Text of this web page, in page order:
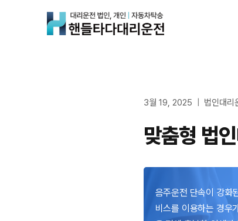
3월 19, 2025 법인대리
맞춤형 법
음주운전 단속이 강화
비스를 이용하는 경우